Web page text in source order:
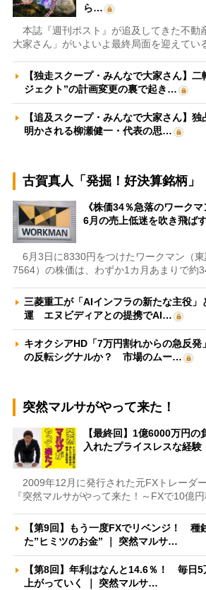
ら…
本誌『週刊ポスト』が追及してきた不動
大家さん」がいよいよ最終局面を迎えてい
【独走スクープ・みんなで大家さん】
ジェクト”の計画変更の裏で起き…
【追及スクープ・みんなで大家さん】
明かされる柳瀬健一・代表の思…
古賀真人「発掘！好決算銘柄」
《株価34％急落のワーク
6月の売上低迷を吹き飛ば
6月3日に8330円をつけたワークマン（東
7564）の株価は、わずか1カ月あまりで約
三菱重工が「AIインフラの新たな主役」
運 エヌビディアとの提携でAI…
キオクシアHD「7万円割れからの急反発
の反転シグナルか？ 市場のムー…
突然マルサがやって来た！
【最終回】1億6000万円
入れたプライスレスな経
2009年12月に発行された元FXトレーダ
『突然マルサがやって来た！～FXで10億
【第9回】もう一度FXでリベンジ！ 種
た”ヒミツのお金” ｜ 突然マルサ…
【第8回】年利はなんと14.6％！ 毎日
上がっていく ｜ 突然マルサ…